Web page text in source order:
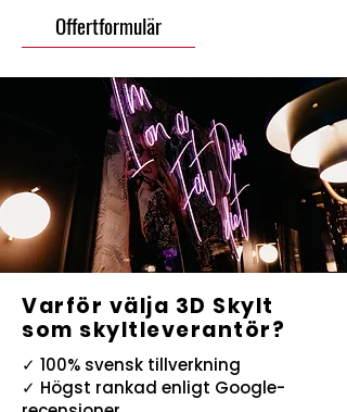
Offertformulär
Varför välja 3D Skylt
som skyltleverantör?
✓ 100% svensk tillverkning
✓ Högst rankad enligt Google-